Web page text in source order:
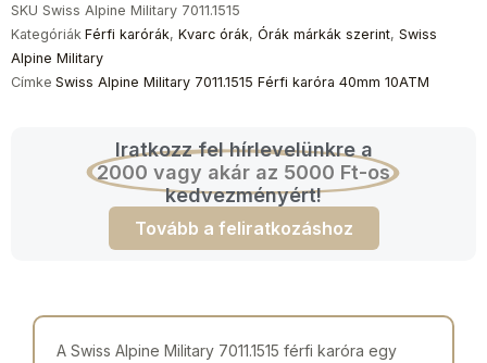
SKU Swiss Alpine Military 7011.1515
Kategóriák Férfi karórák, Kvarc órák, Órák márkák szerint, Swiss
Alpine Military
Címke Swiss Alpine Military 7011.1515 Férfi karóra 40mm 10ATM
Iratkozz fel hírlevelünkre a
2000 vagy akár az 5000 Ft-os
kedvezményért!
Tovább a feliratkozáshoz
A Swiss Alpine Military 7011.1515 férfi karóra egy